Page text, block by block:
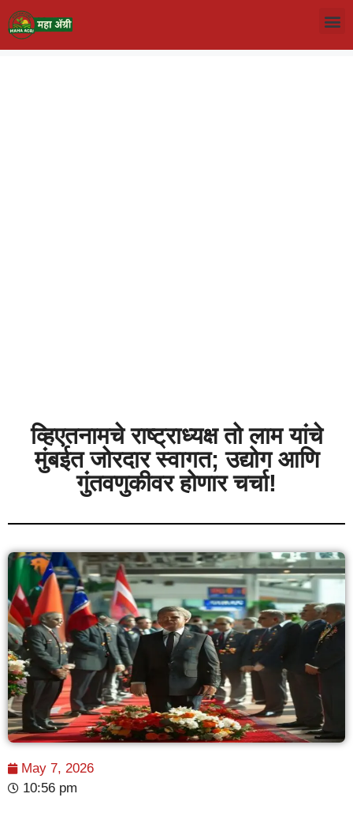
व्हिएतनामचे राष्ट्राध्यक्ष तो लाम यांचे
मुंबईत जोरदार स्वागत; उद्योग आणि
गुंतवणुकीवर होणार चर्चा!
May 7, 2026
10:56 pm